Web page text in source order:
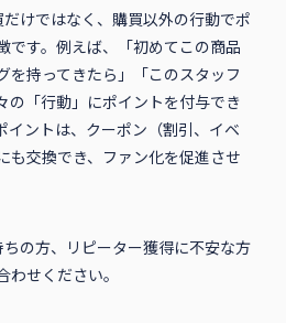
けではなく、購買以外の行動でポ
です。例えば、「初めてこの商品
を持ってきたら」「このスタッフ
の「行動」にポイントを付与でき
イントは、クーポン（割引、イベ
も交換でき、ファン化を促進させ
の方、リピーター獲得に不安な方
せください。